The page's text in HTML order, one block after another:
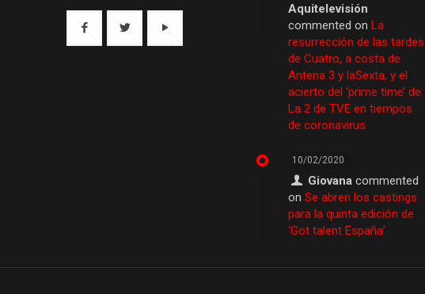
Aquitelevisión
commented on La
resurrección de las tardes
de Cuatro, a costa de
Antena 3 y laSexta, y el
acierto del ‘prime time’ de
La 2 de TVE en tiempos
de coronavirus
10/02/2020
Giovana commented
on Se abren los castings
para la quinta edición de
‘Got talent España’